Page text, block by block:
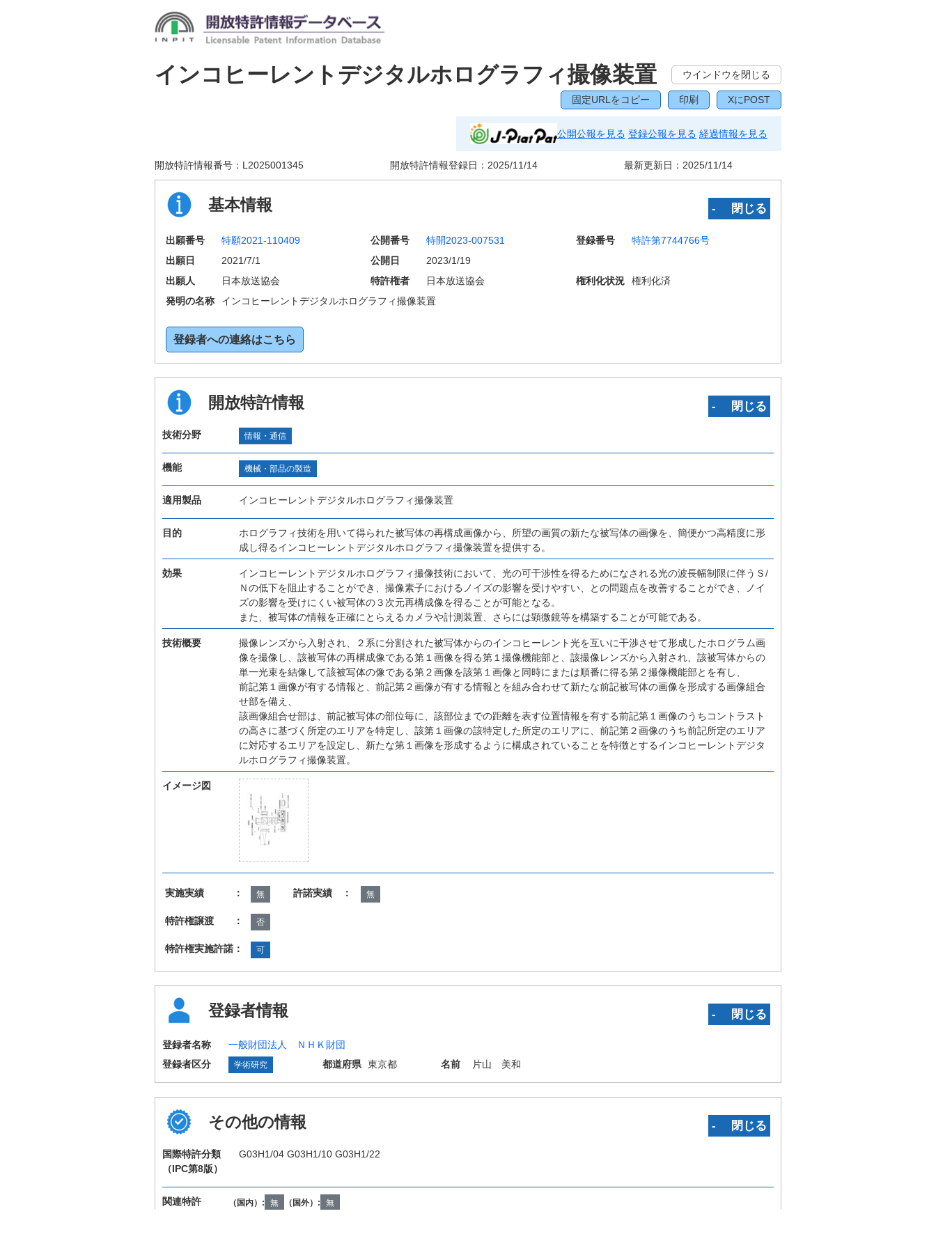
インコヒーレントデジタルホログラフィ撮像装置 ウインドウを閉じる
固定URLをコピー 印刷 XにPOST
公開公報を見る 登録公報を見る 経過情報を見る
開放特許情報番号： L2025001345 開放特許情報登録日： 2025/11/14 最新更新日： 2025/11/14
基本情報 ‐ 閉じる
出願番号 特願2021-110409 公開番号 特開2023-007531 登録番号
特許第7744766号
出願日
2021/7/1 公開日
2023/1/19
出願人
日本放送協会 特許権者 日本放送協会 権利化状況
権利化済
発明の名称
インコヒーレントデジタルホログラフィ撮像装置
登録者への連絡はこちら
開放特許情報 ‐ 閉じる
技術分野 情報・通信
機能 機械・部品の製造
適用製品 インコヒーレントデジタルホログラフィ撮像装置
目的
ホログラフィ技術を用いて得られた被写体の再構成画像から、所望の画質の新たな被写体の画像を、簡便かつ高精度に形
成し得るインコヒーレントデジタルホログラフィ撮像装置を提供する。
効果
インコヒーレントデジタルホログラフィ撮像技術において、光の可干渉性を得るためになされる光の波長幅制限に伴うＳ/
Ｎの低下を阻止することができ、撮像素子におけるノイズの影響を受けやすい、との問題点を改善することができ、ノイ
ズの影響を受けにくい被写体の３次元再構成像を得ることが可能となる。
また、被写体の情報を正確にとらえるカメラや計測装置、さらには顕微鏡等を構築することが可能である。
技術概要
撮像レンズから入射され、２系に分割された被写体からのインコヒーレント光を互いに干渉させて形成したホログラム画
像を撮像し、該被写体の再構成像である第１画像を得る第１撮像機能部と、該撮像レンズから入射され、該被写体からの
単一光束を結像して該被写体の像である第２画像を該第１画像と同時にまたは順番に得る第２撮像機能部とを有し、
前記第１画像が有する情報と、前記第２画像が有する情報とを組み合わせて新たな前記被写体の画像を形成する画像組合
せ部を備え、
該画像組合せ部は、前記被写体の部位毎に、該部位までの距離を表す位置情報を有する前記第１画像のうちコントラスト
の高さに基づく所定のエリアを特定し、該第１画像の該特定した所定のエリアに、前記第２画像のうち前記所定のエリア
に対応するエリアを設定し、新たな第１画像を形成するように構成されていることを特徴とするインコヒーレントデジタ
ルホログラフィ撮像装置。
イメージ図
実施実績 ： 無 許諾実績 ： 無
特許権譲渡 ： 否
特許権実施許諾： 可
登録者情報 ‐ 閉じる
登録者名称
一般財団法人 ＮＨＫ財団
登録者区分
学術研究 都道府県 東京都 名前 片山 美和
その他の情報 ‐ 閉じる
国際特許分類
（IPC第8版）
G03H1/04 G03H1/10 G03H1/22
関連特許 （国内）: 無 （国外）: 無